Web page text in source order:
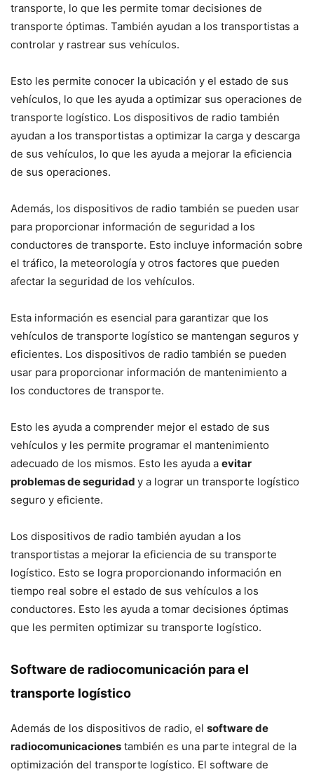
transporte, lo que les permite tomar decisiones de
transporte óptimas. También ayudan a los transportistas a
controlar y rastrear sus vehículos.
Esto les permite conocer la ubicación y el estado de sus
vehículos, lo que les ayuda a optimizar sus operaciones de
transporte logístico. Los dispositivos de radio también
ayudan a los transportistas a optimizar la carga y descarga
de sus vehículos, lo que les ayuda a mejorar la eficiencia
de sus operaciones.
Además, los dispositivos de radio también se pueden usar
para proporcionar información de seguridad a los
conductores de transporte. Esto incluye información sobre
el tráfico, la meteorología y otros factores que pueden
afectar la seguridad de los vehículos.
Esta información es esencial para garantizar que los
vehículos de transporte logístico se mantengan seguros y
eficientes. Los dispositivos de radio también se pueden
usar para proporcionar información de mantenimiento a
los conductores de transporte.
Esto les ayuda a comprender mejor el estado de sus
vehículos y les permite programar el mantenimiento
adecuado de los mismos. Esto les ayuda a evitar
problemas de seguridad y a lograr un transporte logístico
seguro y eficiente.
Los dispositivos de radio también ayudan a los
transportistas a mejorar la eficiencia de su transporte
logístico. Esto se logra proporcionando información en
tiempo real sobre el estado de sus vehículos a los
conductores. Esto les ayuda a tomar decisiones óptimas
que les permiten optimizar su transporte logístico.
Software de radiocomunicación para el
transporte logístico
Además de los dispositivos de radio, el software de
radiocomunicaciones también es una parte integral de la
optimización del transporte logístico. El software de